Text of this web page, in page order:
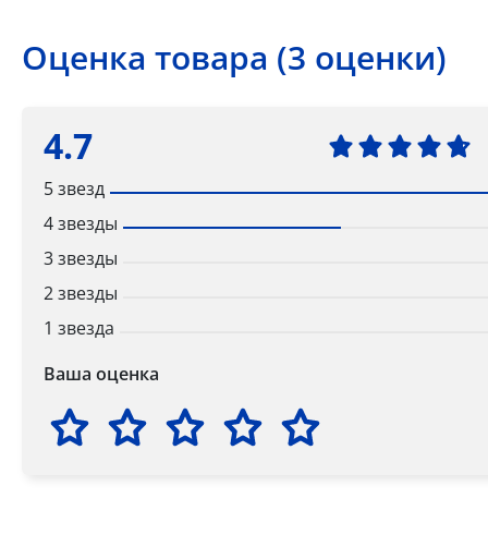
Оценка товара (3 оценки)
4.7
5 звезд
4 звезды
3 звезды
2 звезды
1 звезда
Ваша оценка